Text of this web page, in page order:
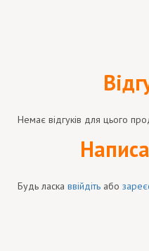
Немає відгуків для цього
Будь ласка ввійдіть або